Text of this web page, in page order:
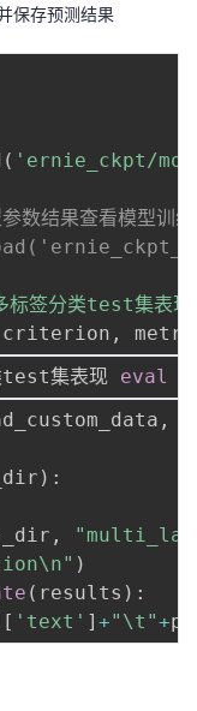
保存预测结果
( 'ernie_ckpt/
数结果查看模型训
标签分类test集表
criterion ,
test集表现 eval
,
) :
,
)
( results ) :
[ 'text' ] +"\t"+